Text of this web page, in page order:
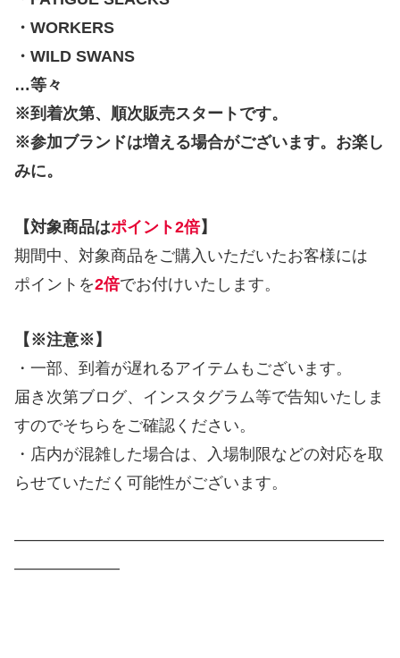
・WORKERS
・WILD SWANS
…等々
※到着次第、順次販売スタートです。
※参加ブランドは増える場合がございます。お楽し
みに。
【対象商品はポイント2倍】
期間中、対象商品をご購入いただいたお客様には
ポイントを2倍でお付けいたします。
【※注意※】
・一部、到着が遅れるアイテムもございます。
届き次第ブログ、インスタグラム等で告知いたしま
すのでそちらをご確認ください。
・店内が混雑した場合は、入場制限などの対応を取
らせていただく可能性がございます。
———————————————————————
——————–